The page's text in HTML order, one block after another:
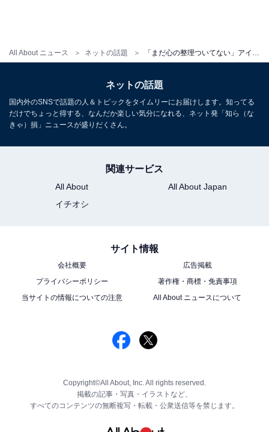
All About ニュース ネットの話題
ネットの話題
国内外のSNSで話題の人＆トピックをタイムリーにお届けします。知ってる
だけでちょっと得する、なんだか楽しい気分になれる、ネット発「知ら（な
きゃ）損」ニュースが盛りだくさん。
関連サービス
All About
All About Japan
イチオシ
サイト情報
会社概要
広告掲載
プライバシーポリシー
著作権・商標・免責事項
当サイトの情報についての注意
All About ニュースについて
Copyright©All About, Inc. All rights reserved.
掲載の記事・写真・イラストなど、
すべてのコンテンツの無断複写・転載・公衆送信等を禁じます。